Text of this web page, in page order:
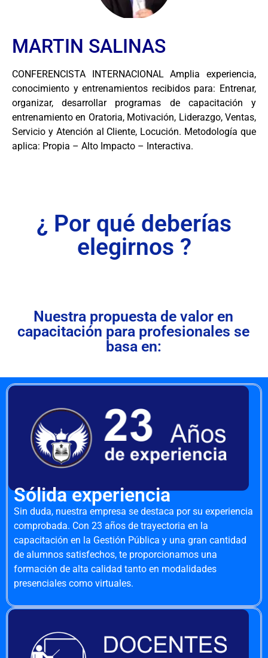
MARTIN SALINAS
CONFERENCISTA INTERNACIONAL Amplia experiencia,
conocimiento y entrenamientos recibidos para: Entrenar,
organizar, desarrollar programas de capacitación y
entrenamiento en Oratoria, Motivación, Liderazgo, Ventas,
Servicio y Atención al Cliente, Locución. Metodología que
aplica: Propia – Alto Impacto – Interactiva.
¿ Por qué deberías
elegirnos ?
Nuestra propuesta de valor en
capacitación para profesionales se
basa en:
Sólida experiencia
Sin duda, nuestra empresa se destaca por su experiencia
comprobada. Con 23 años de trayectoria en la
capacitación en la Gestión Pública y una gran cantidad
de alumnos satisfechos, te proporcionamos una
formación de alta calidad tanto en modalidades
presenciales como virtuales.